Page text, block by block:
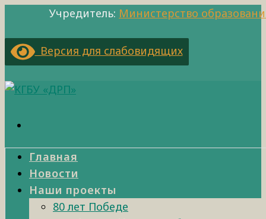
Учредитель: Министерство
Версия для слабовидящих
Главная
Новости
Наши проекты
80 лет Победе